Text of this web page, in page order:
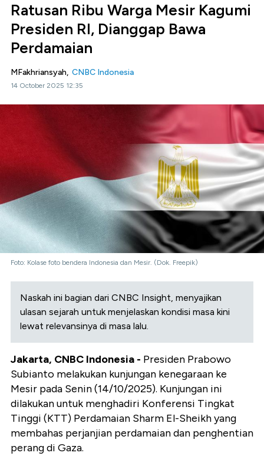
Ratusan Ribu Warga Mesir Kagumi
Presiden RI, Dianggap Bawa
Perdamaian
MFakhriansyah, CNBC Indonesia
14 October 2025 12:35
Foto: Kolase foto bendera Indonesia dan Mesir. (Dok. Freepik)
Naskah ini bagian dari CNBC Insight, menyajikan
ulasan sejarah untuk menjelaskan kondisi masa kini
lewat relevansinya di masa lalu.
Jakarta, CNBC Indonesia - Presiden Prabowo
Subianto melakukan kunjungan kenegaraan ke
Mesir pada Senin (14/10/2025). Kunjungan ini
dilakukan untuk menghadiri Konferensi Tingkat
Tinggi (KTT) Perdamaian Sharm El-Sheikh yang
membahas perjanjian perdamaian dan penghentian
perang di Gaza.